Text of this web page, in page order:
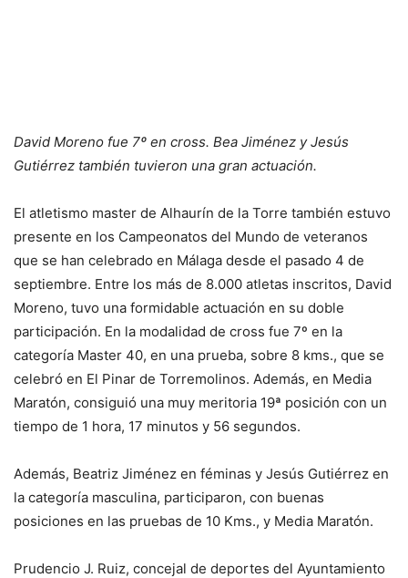
David Moreno fue 7º en cross. Bea Jiménez y Jesús
Gutiérrez también tuvieron una gran actuación.
El atletismo master de Alhaurín de la Torre también estuvo
presente en los Campeonatos del Mundo de veteranos
que se han celebrado en Málaga desde el pasado 4 de
septiembre. Entre los más de 8.000 atletas inscritos, David
Moreno, tuvo una formidable actuación en su doble
participación. En la modalidad de cross fue 7º en la
categoría Master 40, en una prueba, sobre 8 kms., que se
celebró en El Pinar de Torremolinos. Además, en Media
Maratón, consiguió una muy meritoria 19ª posición con un
tiempo de 1 hora, 17 minutos y 56 segundos.
Además, Beatriz Jiménez en féminas y Jesús Gutiérrez en
la categoría masculina, participaron, con buenas
posiciones en las pruebas de 10 Kms., y Media Maratón.
Prudencio J. Ruiz, concejal de deportes del Ayuntamiento